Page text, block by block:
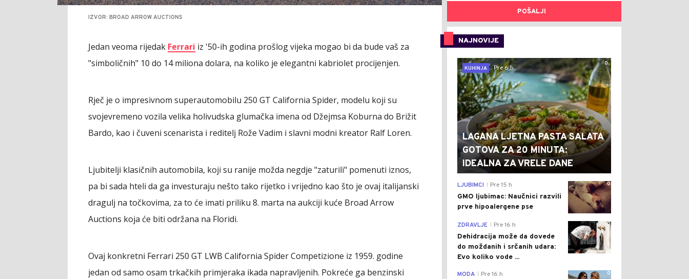
IZVOR: BROAD ARROW AUCTIONS
Jedan veoma rijedak Ferrari iz '50-ih godina prošlog vijeka mogao bi da bude vaš za
"simboličnih" 10 do 14 miliona dolara, na koliko je elegantni kabriolet procijenjen.
Rječ je o impresivnom superautomobilu 250 GT California Spider, modelu koji su
svojevremeno vozila velika holivudska glumačka imena od Džejmsa Koburna do Brižit
Bardo, kao i čuveni scenarista i reditelj Rože Vadim i slavni modni kreator Ralf Loren.
Ljubitelji klasičnih automobila, koji su ranije možda negdje "zaturili" pomenuti iznos,
pa bi sada hteli da ga investuraju nešto tako rijetko i vrijedno kao što je ovaj italijanski
dragulj na točkovima, za to će imati priliku 8. marta na aukciji kuće Broad Arrow
Auctions koja će biti održana na Floridi.
Ovaj konkretni Ferrari 250 GT LWB California Spider Competizione iz 1959. godine
jedan od samo osam trkačkih primjeraka ikada napravljenih. Pokreće ga benzinski
POŠALJI
NAJNOVIJE
0
KUHINJA
Pre 6 h
LAGANA LJETNA PASTA SALATA
GOTOVA ZA 20 MINUTA:
IDEALNA ZA VRELE DANE
0
LJUBIMCI Pre 15 h
GMO ljubimac: Naučnici razvili
prve hipoalergene pse
0
ZDRAVLJE Pre 16 h
Dehidracija može da dovede
do moždanih i srčanih udara:
Evo koliko vode ...
0
MODA Pre 16 h